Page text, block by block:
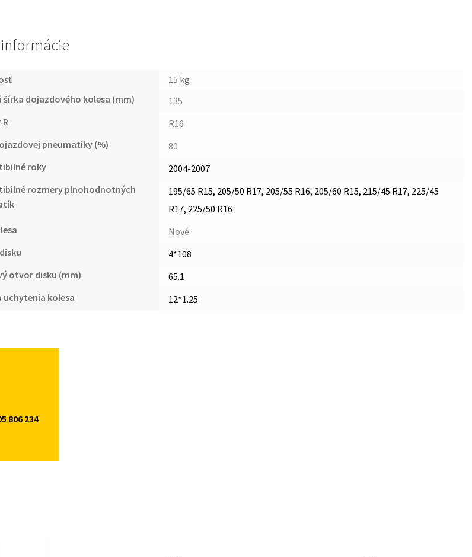
15 kg
šírka dojazdového kolesa (mm)
135
R16
pneumatiky (%)
80
roky
2004-2007
rozmery plnohodnotných
195/65 R15, 205/50 R17, 205/55 R16, 205/60 R15, 215/45 R17, 225/45
R17, 225/50 R16
Nové
4*108
otvor disku (mm)
65.1
uchytenia kolesa
12*1.25
806 234